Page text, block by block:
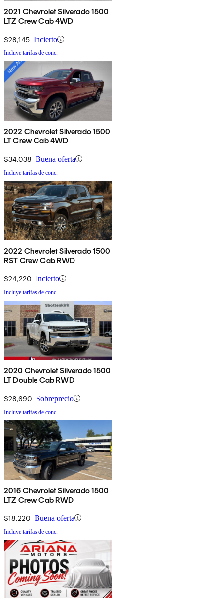
2021 Chevrolet Silverado 1500
LTZ Crew Cab 4WD
$28,145 Incierto
Incluye tarifas de conc.
2022 Chevrolet Silverado 1500
LT Crew Cab 4WD
$34,038 Buena oferta
Incluye tarifas de conc.
2022 Chevrolet Silverado 1500
RST Crew Cab RWD
$24,220 Incierto
Incluye tarifas de conc.
2020 Chevrolet Silverado 1500
LT Double Cab RWD
$28,690 Sobreprecio
Incluye tarifas de conc.
2016 Chevrolet Silverado 1500
LTZ Crew Cab RWD
$18,220 Buena oferta
Incluye tarifas de conc.